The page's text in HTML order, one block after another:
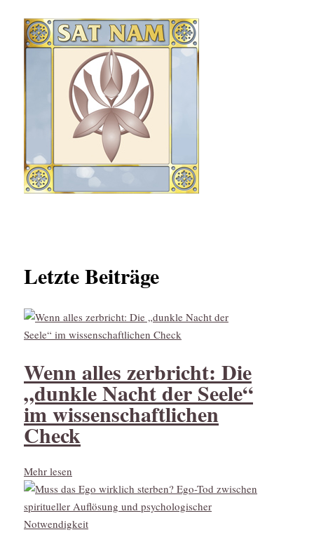
Letzte Beiträge
Wenn alles zerbricht: Die
„dunkle Nacht der Seele“
im wissenschaftlichen
Check
Mehr lesen